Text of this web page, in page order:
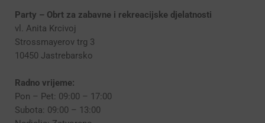
Party – Obrt za zabavne i rekreacijske djelatnosti
vl. Anita Krcivoj
Strossmayerov trg 3
10450 Jastrebarsko
Radno vrijeme:
Pon – Pet: 09:00 – 17:00
Subota: 09:00 – 13:00